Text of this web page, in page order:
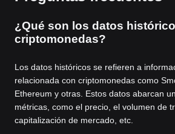
¿Qué son los datos
criptomonedas?
Los datos históricos se refieren a
relacionada con criptomonedas como
Ethereum y otras. Estos datos abarcan
métricas, como el precio, el volumen de
capitalización de mercado, etc.